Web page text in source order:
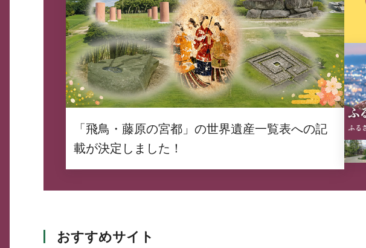
「飛鳥・藤原の宮都」の世界遺産一覧表への記
載が決定しました！
おすすめサイト